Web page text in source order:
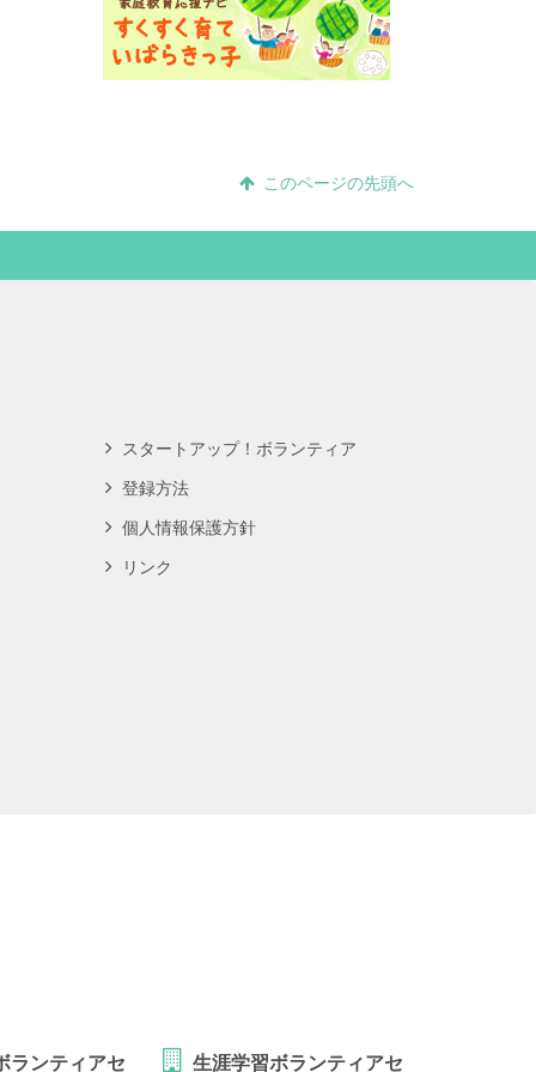
このページの先頭へ
スタートアップ！ボランティア
登録方法
個人情報保護方針
リンク
ランティアセ 生涯学習ボランティアセ